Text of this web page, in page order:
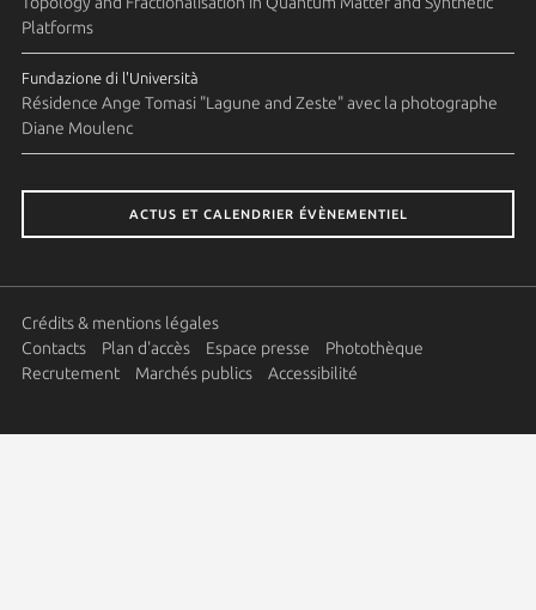
Platforms
Fundazione di l'Università
Résidence Ange Tomasi "Lagune and Zeste" avec la photographe
Diane Moulenc
ACTUS ET CALENDRIER ÉVÈNEMENTIEL
Crédits & mentions légales
Contacts
Plan d'accès Espace presse
Photothèque
Recrutement
Marchés publics Accessibilité